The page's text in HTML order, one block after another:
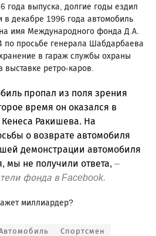
года выпуска, долгие годы ездил
в декабре 1996 года автомобиль
имя Международного фонда Д.А.
по просьбе генерала Шабдарбаева
в гараж службы охраны
выставке ретро-каров.
пропал из поля зрения
время он оказался в
Ракишева. На
о возврате автомобиля
демонстрации автомобиля
мы не получили ответа, –
фонда в Facebook.
миллиардер?
Спортсмен